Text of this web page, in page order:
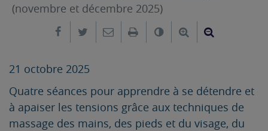
(novembre et décembre 2025)
Partager sur Facebook
Partager sur Twitter
Envoyer par e-mail
ImprimerChanger leAgrandir le
21 octobre 2025
Quatre séances pour apprendre à se détendre et
à apaiser les tensions grâce aux techniques de
massage des mains, des pieds et du visage, du